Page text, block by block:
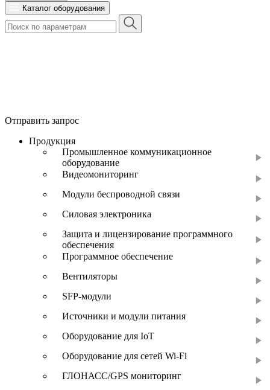
Каталог оборудования
Отправить запрос
Продукция
Промышленное коммуникационное
оборудование
Видеомониторинг
Модули беспроводной связи
Силовая электроника
Защита и лицензирование программного
обеспечения
Программное обеспечение
Вентиляторы
SFP-модули
Источники и модули питания
Оборудование для IoT
Оборудование для сетей Wi-Fi
ГЛОНАСС/GPS мониторинг